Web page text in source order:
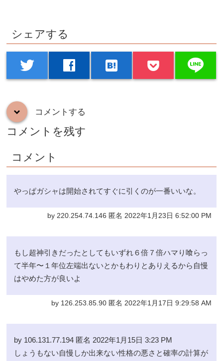
シェアする
twitter facebook hatenabookmark line
down コメントする
コメントを残す
コメント
やっぱガシャは開始されてすぐに引くのが一番いいな。
by 220.254.74.146 匿名 2022年1月23日 6:52:00 PM
もし超神引きだったとしてもいずれ６倍７倍ハマり喰らっ
て半年〜１年位左端出ないとかもわりとありえるから自慢
はやめた方が良いよ
by 126.253.85.90 匿名 2022年1月17日 9:29:58 AM
by 106.131.77.194 匿名 2022年1月15日 3:23 PM
しょうもない自慢しか出来ない性格の悪さと確率の計算が